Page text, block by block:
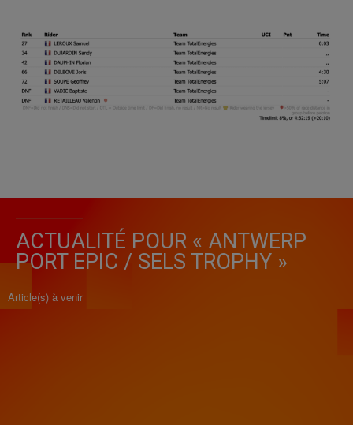
ACTUALITÉ POUR « ANTWERP
PORT EPIC / SELS TROPHY »
Article(s) à venir